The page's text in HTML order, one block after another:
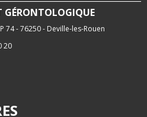
GÉRONTOLOGIQUE
74 - 76250 - Deville-les-Rouen
20